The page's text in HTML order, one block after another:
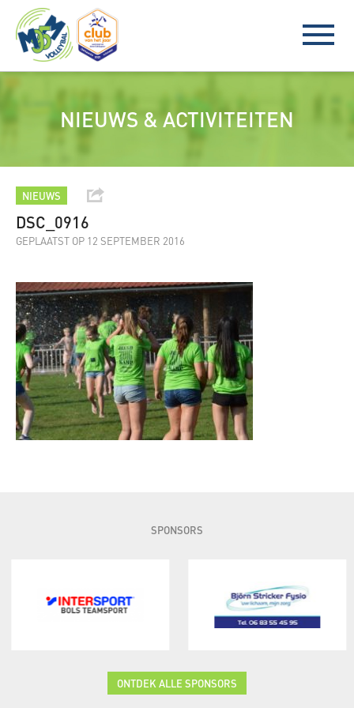
NIEUWS & ACTIVITEITEN
NIEUWS
DSC_0916
GEPLAATST OP 12 SEPTEMBER 2016
SPONSORS
ONTDEK ALLE SPONSORS